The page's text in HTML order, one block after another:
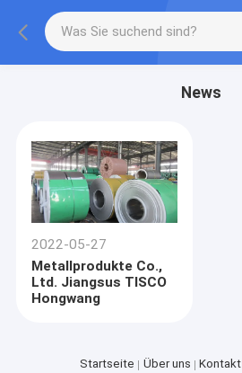
News
2022-05-27
Metallprodukte Co.,
Ltd. Jiangsus TISCO
Hongwang
Startseite Über uns Kontakt